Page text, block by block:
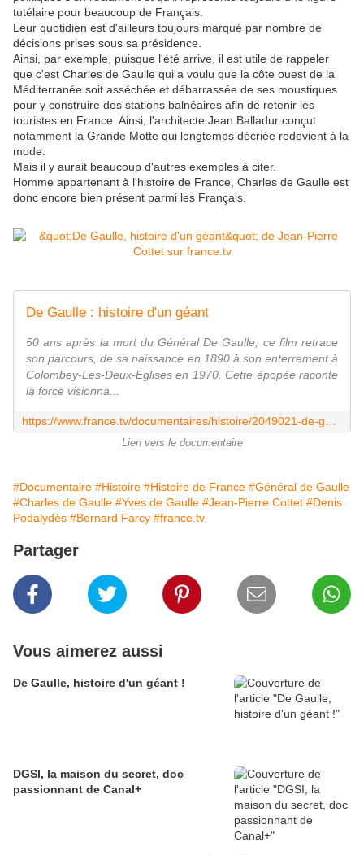
tutélaire pour beaucoup de Français.
Leur quotidien est d'ailleurs toujours marqué par nombre de
décisions prises sous sa présidence.
Ainsi, par exemple, puisque l'été arrive, il est utile de rappeler
que c'est Charles de Gaulle qui a voulu que la côte ouest de la
Méditerranée soit asséchée et débarrassée de ses moustiques
pour y construire des stations balnéaires afin de retenir les
touristes en France. Ainsi, l'architecte Jean Balladur conçut
notamment la Grande Motte qui longtemps décriée redevient à la
mode.
Mais il y aurait beaucoup d'autres exemples à citer.
Homme appartenant à l'histoire de France, Charles de Gaulle est
donc encore bien présent parmi les Français.
De Gaulle : histoire d'un géant
50 ans après la mort du Général De Gaulle, ce film retrace
son parcours, de sa naissance en 1890 à son enterrement à
Colombey-Les-Deux-Eglises en 1970. Cette épopée raconte
la force visionna...
Lien vers le documentaire
#Documentaire #Histoire #Histoire de France #Général de Gaulle
#Charles de Gaulle #Yves de Gaulle #Jean-Pierre Cottet #Denis
Podalydès #Bernard Farcy #france.tv
Partager
Vous aimerez aussi
De Gaulle, histoire d'un géant !
DGSI, la maison du secret, doc
passionnant de Canal+